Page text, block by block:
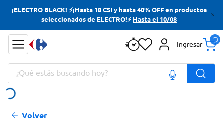
¡ELECTRO BLACK! ⚡¡Hasta 18 CSI y hasta 40% OFF en productos
seleccionados de ELECTRO!⚡ Hasta el 10/08
Ingresar
¿Qué estás buscando hoy?
Volver
Términos más buscados
Yerba
Términos más buscados
Yerba
Cerveza
Doves
Jabon Tocador